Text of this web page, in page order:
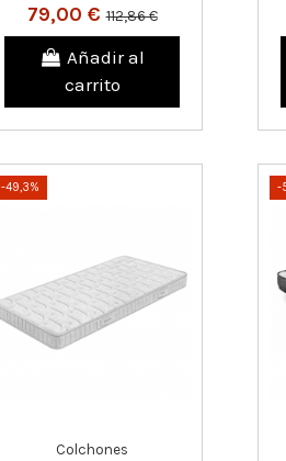
79,00 €112,86 €
Añadir al
carrito
-49,3%
Colchones
-